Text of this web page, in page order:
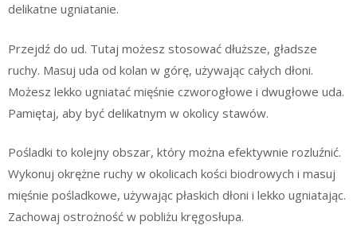
delikatne ugniatanie.
Przejdź do ud. Tutaj możesz stosować dłuższe, gładsze
ruchy. Masuj uda od kolan w górę, używając całych dłoni.
Możesz lekko ugniatać mięśnie czworogłowe i dwugłowe uda.
Pamiętaj, aby być delikatnym w okolicy stawów.
Pośladki to kolejny obszar, który można efektywnie rozluźnić.
Wykonuj okrężne ruchy w okolicach kości biodrowych i masuj
mięśnie pośladkowe, używając płaskich dłoni i lekko ugniatając.
Zachowaj ostrożność w pobliżu kręgosłupa.